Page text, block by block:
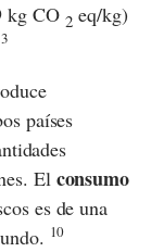
kg CO 2 eq/kg)
países
El consumo
es de una
10